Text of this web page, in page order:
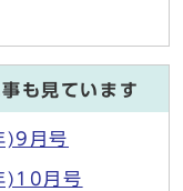
も見ています
月号
)10月号